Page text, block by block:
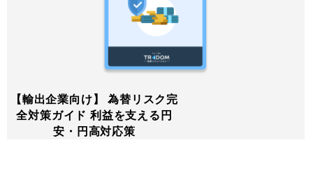
【輸出企業向け】 為替リスク完
全対策ガイド 利益を支える円
安・円高対応策